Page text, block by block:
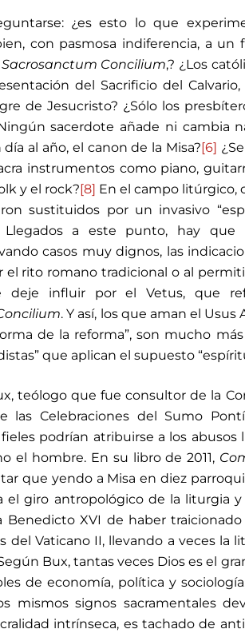
¿es esto lo que
con pasmosa indiferencia, a un
Sacrosanctum Concilium,? ¿Los
del Sacrificio del
de Jesucristo? ¿Sólo los
sacerdote añade ni cambia
al año, el canon de la Misa?[6]
instrumentos como piano,
y el rock?[8] En el campo litúrgico,
sustituidos por un invasivo
Llegados a este punto, hay que
casos muy dignos, las
el rito romano tradicional o al
deje influir por el Vetus, que
. Y así, los que aman el
de la reforma”, son mucho
que aplican el supuesto
teólogo que fue consultor de la
las Celebraciones del Sumo
podrían atribuirse a los abusos
el hombre. En su libro de 2011,
que yendo a Misa en diez
el giro antropológico de la liturgia y
Benedicto XVI de haber
del Vaticano II, llevando a veces la
Bux, tantas veces Dios es el
de economía, política y
mismos signos sacramentales
intrínseca, es tachado de